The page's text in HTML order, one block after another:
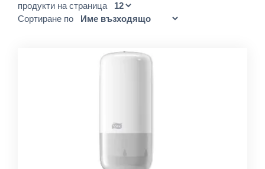
продукти на страница
Сортиране по